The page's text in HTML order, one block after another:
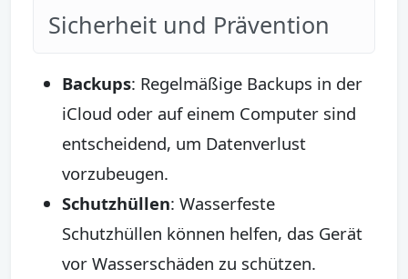
Sicherheit und Prävention
Backups: Regelmäßige Backups in der
iCloud oder auf einem Computer sind
entscheidend, um Datenverlust
vorzubeugen.
Schutzhüllen: Wasserfeste
Schutzhüllen können helfen, das Gerät
vor Wasserschäden zu schützen.